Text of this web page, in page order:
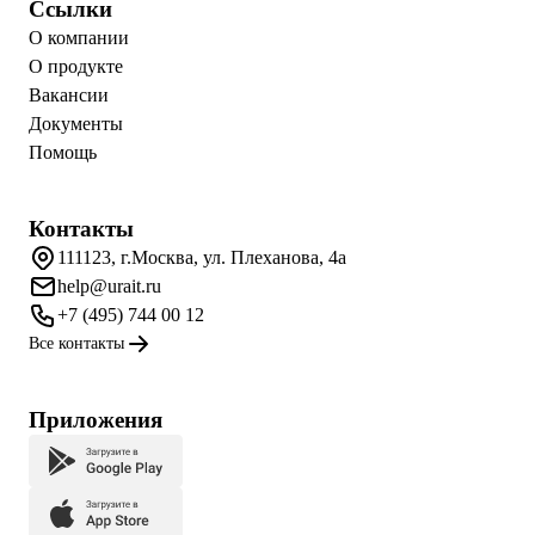
Ссылки
О компании
О продукте
Вакансии
Документы
Помощь
Контакты
111123, г.Москва, ул. Плеханова, 4а
help@urait.ru
+7 (495) 744 00 12
Все контакты
Приложения